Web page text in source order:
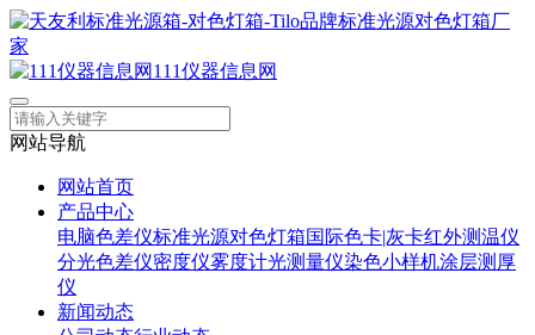
111仪器信息网
网站导航
网站首页
产品中心
电脑色差仪标准光源对色灯箱国际色卡|灰卡红外测温仪
分光色差仪密度仪雾度计光测量仪染色小样机涂层测厚
仪
新闻动态